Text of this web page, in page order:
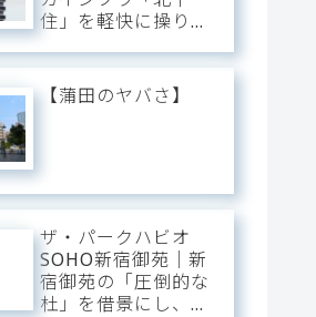
住」を軽快に操り、
野へダイレクト。駅
前の圧倒的な躍動
と、分譲仕様の「洗
イリッシュ・ベー
ス。
【蒲田のヤバさ】
ザ・パークハビオ
SOHO新宿御苑｜新
宿御苑の「圧倒的な
杜」を借景にし、新